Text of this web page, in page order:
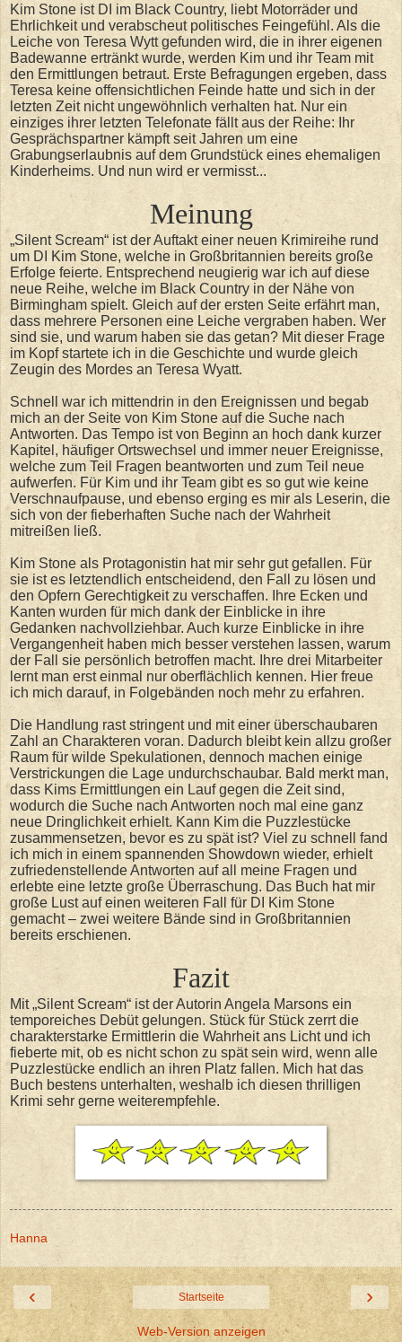
Kim Stone ist DI im Black Country, liebt Motorräder und
Ehrlichkeit und verabscheut politisches Feingefühl. Als die
Leiche von Teresa Wytt gefunden wird, die in ihrer eigenen
Badewanne ertränkt wurde, werden Kim und ihr Team mit
den Ermittlungen betraut. Erste Befragungen ergeben, dass
Teresa keine offensichtlichen Feinde hatte und sich in der
letzten Zeit nicht ungewöhnlich verhalten hat. Nur ein
einziges ihrer letzten Telefonate fällt aus der Reihe: Ihr
Gesprächspartner kämpft seit Jahren um eine
Grabungserlaubnis auf dem Grundstück eines ehemaligen
Kinderheims. Und nun wird er vermisst...
Meinung
„Silent Scream“ ist der Auftakt einer neuen Krimireihe rund
um DI Kim Stone, welche in Großbritannien bereits große
Erfolge feierte. Entsprechend neugierig war ich auf diese
neue Reihe, welche im Black Country in der Nähe von
Birmingham spielt. Gleich auf der ersten Seite erfährt man,
dass mehrere Personen eine Leiche vergraben haben. Wer
sind sie, und warum haben sie das getan? Mit dieser Frage
im Kopf startete ich in die Geschichte und wurde gleich
Zeugin des Mordes an Teresa Wyatt.
Schnell war ich mittendrin in den Ereignissen und begab
mich an der Seite von Kim Stone auf die Suche nach
Antworten. Das Tempo ist von Beginn an hoch dank kurzer
Kapitel, häufiger Ortswechsel und immer neuer Ereignisse,
welche zum Teil Fragen beantworten und zum Teil neue
aufwerfen. Für Kim und ihr Team gibt es so gut wie keine
Verschnaufpause, und ebenso erging es mir als Leserin, die
sich von der fieberhaften Suche nach der Wahrheit
mitreißen ließ.
Kim Stone als Protagonistin hat mir sehr gut gefallen. Für
sie ist es letztendlich entscheidend, den Fall zu lösen und
den Opfern Gerechtigkeit zu verschaffen. Ihre Ecken und
Kanten wurden für mich dank der Einblicke in ihre
Gedanken nachvollziehbar. Auch kurze Einblicke in ihre
Vergangenheit haben mich besser verstehen lassen, warum
der Fall sie persönlich betroffen macht. Ihre drei Mitarbeiter
lernt man erst einmal nur oberflächlich kennen. Hier freue
ich mich darauf, in Folgebänden noch mehr zu erfahren.
Die Handlung rast stringent und mit einer überschaubaren
Zahl an Charakteren voran. Dadurch bleibt kein allzu großer
Raum für wilde Spekulationen, dennoch machen einige
Verstrickungen die Lage undurchschaubar. Bald merkt man,
dass Kims Ermittlungen ein Lauf gegen die Zeit sind,
wodurch die Suche nach Antworten noch mal eine ganz
neue Dringlichkeit erhielt. Kann Kim die Puzzlestücke
zusammensetzen, bevor es zu spät ist? Viel zu schnell fand
ich mich in einem spannenden Showdown wieder, erhielt
zufriedenstellende Antworten auf all meine Fragen und
erlebte eine letzte große Überraschung. Das Buch hat mir
große Lust auf einen weiteren Fall für DI Kim Stone
gemacht – zwei weitere Bände sind in Großbritannien
bereits erschienen.
Fazit
Mit „Silent Scream“ ist der Autorin Angela Marsons ein
temporeiches Debüt gelungen. Stück für Stück zerrt die
charakterstarke Ermittlerin die Wahrheit ans Licht und ich
fieberte mit, ob es nicht schon zu spät sein wird, wenn alle
Puzzlestücke endlich an ihren Platz fallen. Mich hat das
Buch bestens unterhalten, weshalb ich diesen thrilligen
Krimi sehr gerne weiterempfehle.
Hanna
‹ ›
Startseite
Web-Version anzeigen